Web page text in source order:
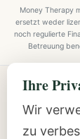
Money Therapy
ersetzt weder
noch regulierte
Betreuung
Explore
resources.
Ihre
Wir
zu